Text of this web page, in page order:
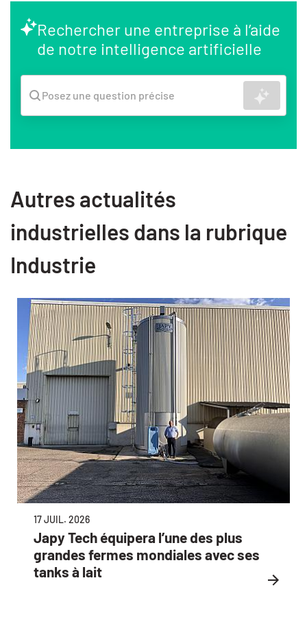
Rechercher une entreprise à l’aide
de notre intelligence artificielle
Posez une question précise
Autres actualités
industrielles dans la rubrique
Industrie
17 JUIL. 2026
Japy Tech équipera l’une des plus
grandes fermes mondiales avec ses
tanks à lait